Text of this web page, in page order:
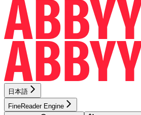
日本語
FineReader Engine